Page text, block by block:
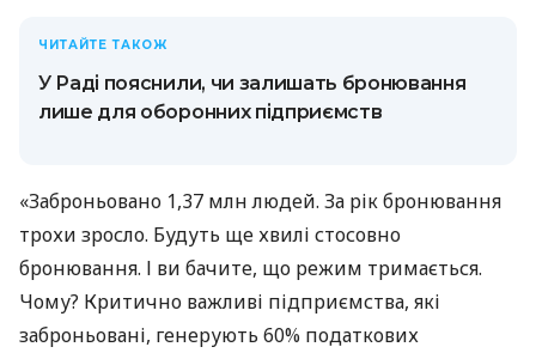
ЧИТАЙТЕ ТАКОЖ
У Раді пояснили, чи залишать бронювання
лише для оборонних підприємств
«Заброньовано 1,37 млн людей. За рік бронювання
трохи зросло. Будуть ще хвилі стосовно
бронювання. І ви бачите, що режим тримається.
Чому? Критично важливі підприємства, які
заброньовані, генерують 60% податкових